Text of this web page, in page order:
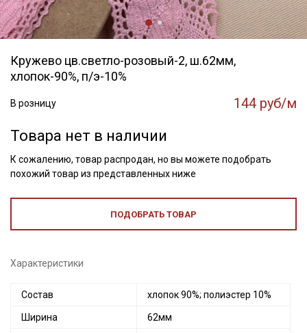
Кружево цв.светло-розовый-2, ш.62мм,
хлопок-90%, п/э-10%
В розницу 144 руб/м
Товара нет в наличии
К сожалению, товар распродан, но вы можете подобрать
похожий товар из представленных ниже
ПОДОБРАТЬ ТОВАР
Характеристики
Состав хлопок 90%; полиэстер 10%
Ширина 62мм
Секретная рассылка от Купава